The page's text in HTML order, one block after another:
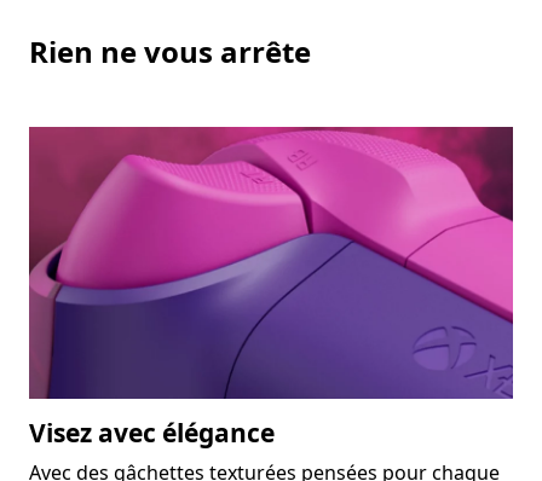
Rien ne vous arrête
Visez avec élégance
Avec des gâchettes texturées pensées pour chaque